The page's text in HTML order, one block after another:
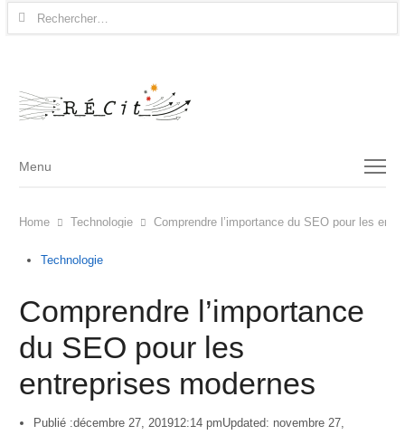
Rechercher :
Menu
Menu
Home Technologie Comprendre l’importance du SEO pour les
Technologie
Comprendre l’importance
du SEO pour les
entreprises modernes
Publié :décembre 27, 201912:14 pmUpdated: novembre 27,